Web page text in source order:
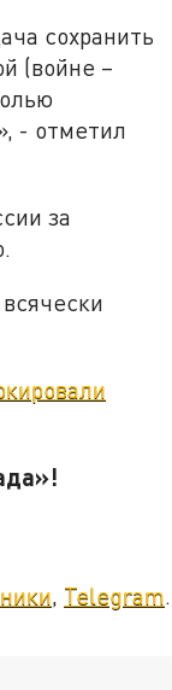
сохранить
(войне –
- отметил
за
, Telegram.